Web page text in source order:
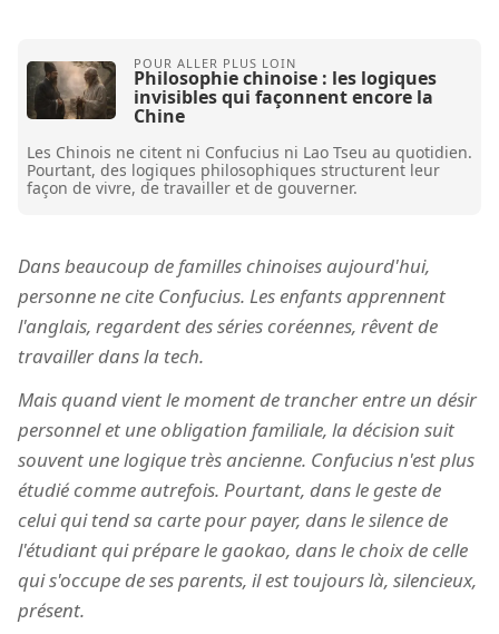
Philosophie chinoise : les logiques
invisibles qui façonnent encore la
Chine
Les Chinois ne citent ni Confucius ni Lao Tseu au quotidien.
Pourtant, des logiques philosophiques structurent leur
façon de vivre, de travailler et de gouverner.
Dans beaucoup de familles chinoises aujourd'hui,
personne ne cite Confucius. Les enfants apprennent
l'anglais, regardent des séries coréennes, rêvent de
travailler dans la tech.
Mais quand vient le moment de trancher entre un désir
personnel et une obligation familiale, la décision suit
souvent une logique très ancienne. Confucius n'est plus
étudié comme autrefois. Pourtant, dans le geste de
celui qui tend sa carte pour payer, dans le silence de
l'étudiant qui prépare le gaokao, dans le choix de celle
qui s'occupe de ses parents, il est toujours là, silencieux,
présent.